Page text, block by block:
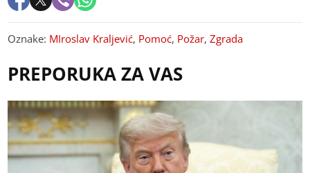
Oznake: MIroslav Kraljević, Pomoć, Požar,Zgrada
PREPORUKA ZA VAS